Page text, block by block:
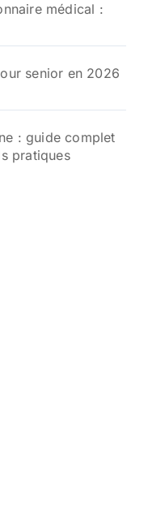
médical :
senior en 2026
: guide complet
pratiques